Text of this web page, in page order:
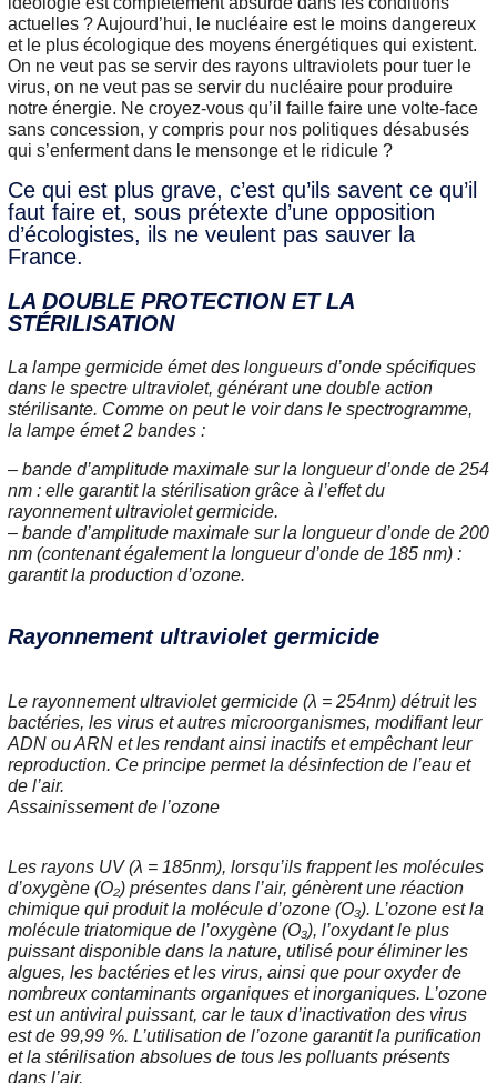
actuelles ? Aujourd’hui, le nucléaire est le moins dangereux
et le plus écologique des moyens énergétiques qui existent.
On ne veut pas se servir des rayons ultraviolets pour tuer le
virus, on ne veut pas se servir du nucléaire pour produire
notre énergie. Ne croyez-vous qu’il faille faire une volte-face
sans concession, y compris pour nos politiques désabusés
qui s’enferment dans le mensonge et le ridicule ?
Ce qui est plus grave, c’est qu’ils savent ce qu’il
faut faire et, sous prétexte d’une opposition
d’écologistes, ils ne veulent pas sauver la
France.
LA DOUBLE PROTECTION ET LA
STÉRILISATION
La lampe germicide émet des longueurs d’onde spécifiques
dans le spectre ultraviolet, générant une double action
stérilisante. Comme on peut le voir dans le spectrogramme,
la lampe émet 2 bandes :
– bande d’amplitude maximale sur la longueur d’onde de 254
nm : elle garantit la stérilisation grâce à l’effet du
rayonnement ultraviolet germicide.
– bande d’amplitude maximale sur la longueur d’onde de 200
nm (contenant également la longueur d’onde de 185 nm) :
garantit la production d’ozone.
Rayonnement ultraviolet germicide
Le rayonnement ultraviolet germicide (λ = 254nm) détruit les
bactéries, les virus et autres microorganismes, modifiant leur
ADN ou ARN et les rendant ainsi inactifs et empêchant leur
reproduction. Ce principe permet la désinfection de l’eau et
de l’air.
Assainissement de l’ozone
Les rayons UV (λ = 185nm), lorsqu’ils frappent les molécules
d’oxygène (O₂) présentes dans l’air, génèrent une réaction
chimique qui produit la molécule d’ozone (O₃). L’ozone est la
molécule triatomique de l’oxygène (O₃), l’oxydant le plus
puissant disponible dans la nature, utilisé pour éliminer les
algues, les bactéries et les virus, ainsi que pour oxyder de
nombreux contaminants organiques et inorganiques. L’ozone
est un antiviral puissant, car le taux d’inactivation des virus
est de 99,99 %. L’utilisation de l’ozone garantit la purification
et la stérilisation absolues de tous les polluants présents
dans l’air.